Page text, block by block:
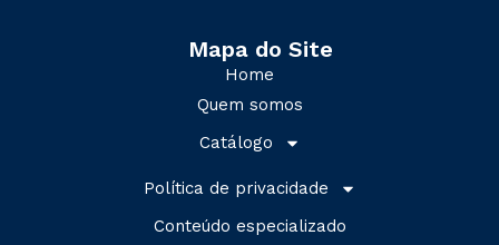
Mapa do Site
Home
Quem somos
Catálogo
Política de privacidade
Conteúdo especializado